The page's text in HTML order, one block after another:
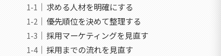
求める人材を明確にする
優先順位を決めて整理する
採用マーケティングを見直す
採用までの流れを見直す